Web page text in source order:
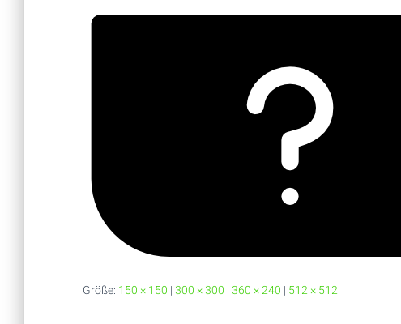
Größe: 150 × 150 | 300 × 300 | 360 × 240 | 512 × 512